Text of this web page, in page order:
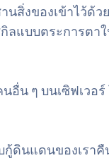
สิ่งของเข้าไว้ด้ว
ลแบบตระการตา
อื่น ๆ บนเซิฟเวอ
ดินแดนของเราคื